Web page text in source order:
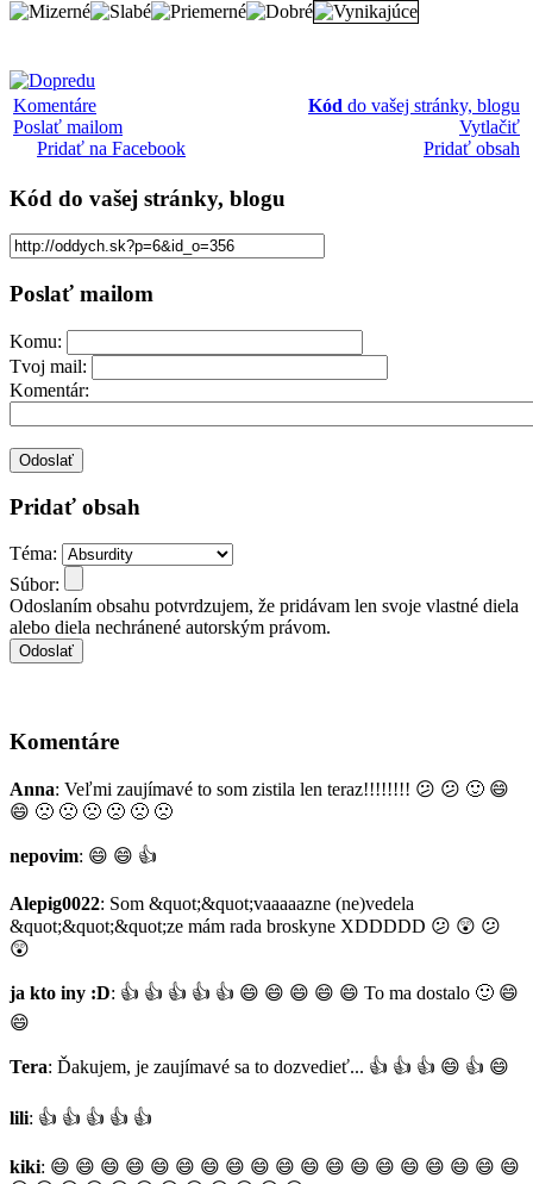
Komentáre
Poslať mailom
Pridať na Facebook
Kód do vašej stránky, blogu
Vytlačiť
Pridať obsah
Kód do vašej stránky, blogu
Poslať mailom
Komu:
Tvoj mail:
Komentár:
Pridať obsah
Téma:
Súbor:
Odoslaním obsahu potvrdzujem, že pridávam len svoje vlastné diela
alebo diela nechránené autorským právom.
Komentáre
Anna: Veľmi zaujímavé to som zistila len teraz!!!!!!!! 😕 😕 🙂 😄
😄 🙁 🙁 🙁 🙁 🙁 🙁
nepovim: 😄 😄 👍
Alepig0022: Som &quot;&quot;vaaaaazne (ne)vedela
&quot;&quot;&quot;ze mám rada broskyne XDDDDD 😕 😲 😕
😲
ja kto iny :D: 👍 👍 👍 👍 👍 😄 😄 😄 😄 😄 To ma dostalo 🙂 😄
😄
Tera: Ďakujem, je zaujímavé sa to dozvedieť... 👍 👍 👍 😄 👍 😄
lili: 👍 👍 👍 👍 👍
kiki: 😄 😄 😄 😄 😄 😄 😄 😄 😄 😄 😄 😄 😄 😄 😄 😄 😄 😄 😄